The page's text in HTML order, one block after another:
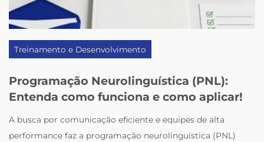
Treinamento e Desenvolvimento
Programação Neurolinguística (PNL):
Entenda como funciona e como aplicar!
A busca por comunicação eficiente e equipes de alta
performance faz a programação neurolinguística (PNL)